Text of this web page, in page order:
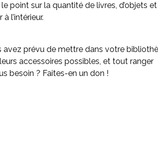
point sur la quantité de livres, d’objets
l’intérieur.
prévu de mettre dans votre
accessoires possibles, et tout ranger
besoin ? Faites-en un don !